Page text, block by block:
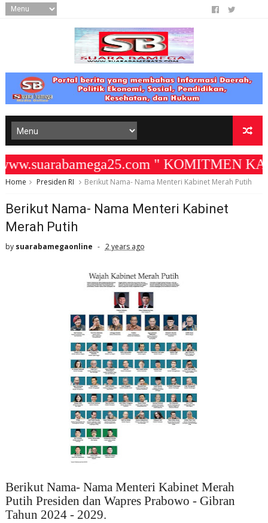
" KOMITMEN KAMI
Home Presiden RI Berikut Nama- Nama Menteri Kabinet Merah Putih
Berikut Nama- Nama Menteri Kabinet
Merah Putih
by suarabamegaonline 2 years ago
Berikut Nama- Nama Menteri Kabinet Merah
Putih Presiden dan Wapres Prabowo - Gibran
Tahun 2024 - 2029.